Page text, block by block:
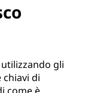
gli
di